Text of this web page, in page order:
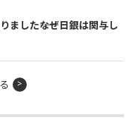
した――なぜ日銀は関与し